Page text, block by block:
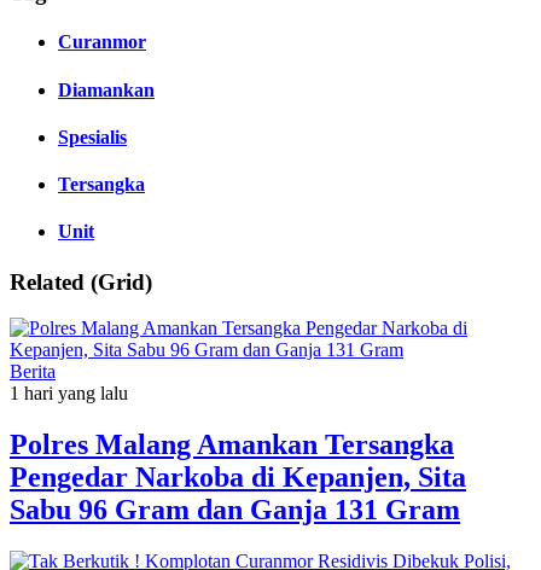
Curanmor
Diamankan
Spesialis
Tersangka
Unit
Related (Grid)
Berita
1 hari yang lalu
Polres Malang Amankan Tersangka
Pengedar Narkoba di Kepanjen, Sita
Sabu 96 Gram dan Ganja 131 Gram